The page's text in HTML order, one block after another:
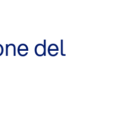
del